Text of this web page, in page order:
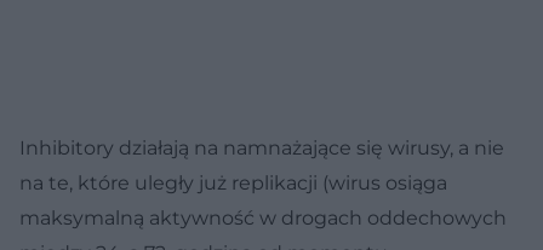
Inhibitory działają na namnażające się wirusy, a nie
na te, które uległy już replikacji (wirus osiąga
maksymalną aktywność w drogach oddechowych